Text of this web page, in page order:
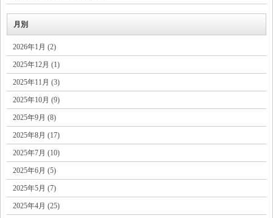
月別
2026年1月 (2)
2025年12月 (1)
2025年11月 (3)
2025年10月 (9)
2025年9月 (8)
2025年8月 (17)
2025年7月 (10)
2025年6月 (5)
2025年5月 (7)
2025年4月 (25)